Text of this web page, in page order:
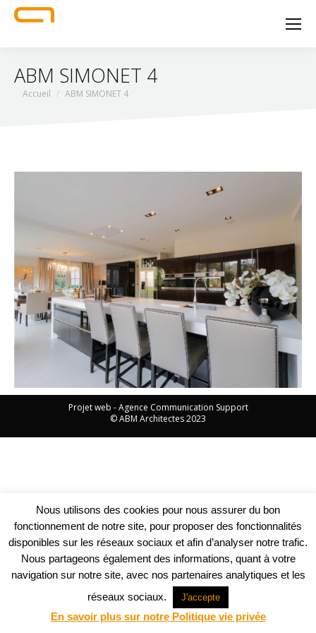
ABM SIMONET 4
Vous êtes ici :
Accueil ABM SIMONET 4
Projet web -Agence Communication Support
© ABM Architectes 2023
Nous utilisons des cookies pour nous assurer du bon
fonctionnement de notre site, pour proposer des fonctionnalités
disponibles sur les réseaux sociaux et afin d’analyser notre trafic.
Nous partageons également des informations, quant à votre
navigation sur notre site, avec nos partenaires analytiques et les
réseaux sociaux.
J'accepte
En savoir plus sur notre Politique vie privée